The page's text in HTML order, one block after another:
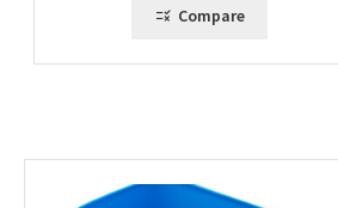
Compare